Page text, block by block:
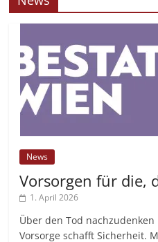
News
Vorsorgen für die,
1. April 2026
Über den Tod
Vorsorge schafft Sicherheit.